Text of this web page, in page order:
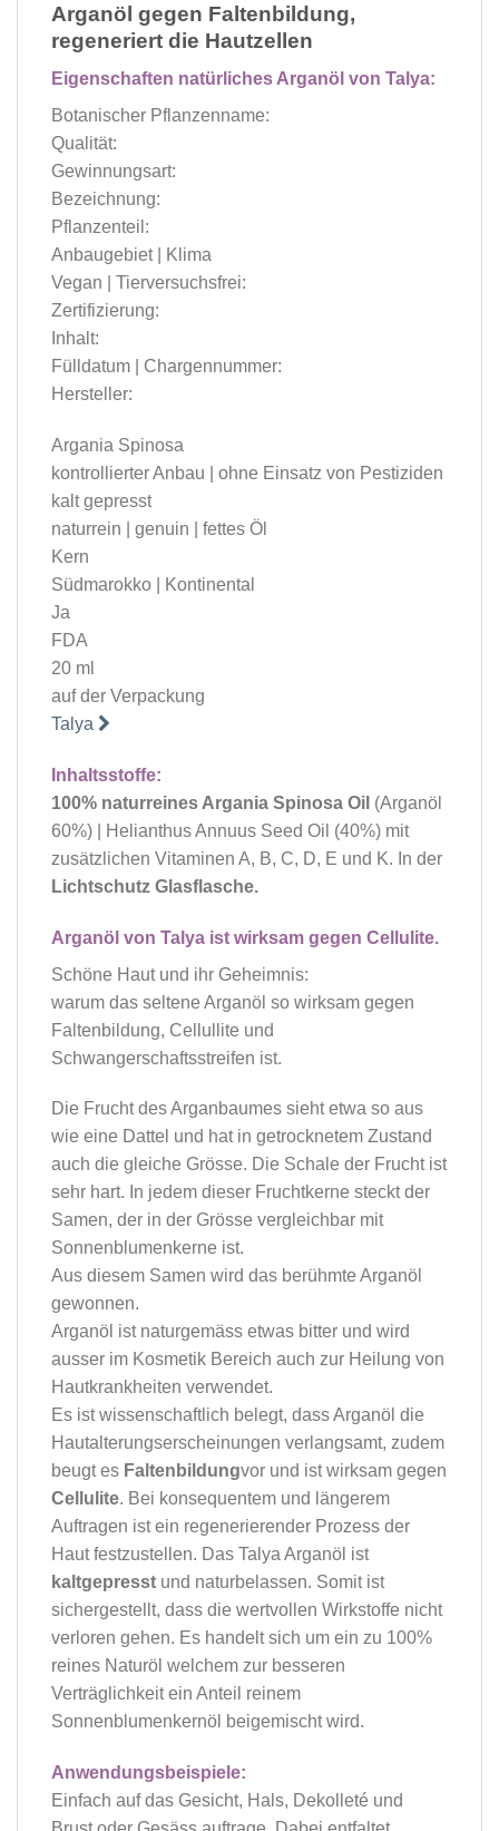
Arganöl gegen Faltenbildung,
regeneriert die Hautzellen
Eigenschaften natürliches Arganöl von Talya:
Botanischer Pflanzenname:
Qualität:
Gewinnungsart:
Bezeichnung:
Pflanzenteil:
Anbaugebiet | Klima
Vegan | Tierversuchsfrei:
Zertifizierung:
Inhalt:
Fülldatum | Chargennummer:
Hersteller:
Argania Spinosa
kontrollierter Anbau | ohne Einsatz von Pestiziden
kalt gepresst
naturrein | genuin | fettes Öl
Kern
Südmarokko | Kontinental
Ja
FDA
20 ml
auf der Verpackung
Talya
Inhaltsstoffe:
100% naturreines Argania Spinosa Oil (Arganöl
60%) | Helianthus Annuus Seed Oil (40%) mit
zusätzlichen Vitaminen A, B, C, D, E und K. In der
Lichtschutz Glasflasche.
Arganöl von Talya ist wirksam gegen Cellulite.
Schöne Haut und ihr Geheimnis:
warum das seltene Arganöl so wirksam gegen
Faltenbildung, Cellullite und
Schwangerschaftsstreifen ist.
Die Frucht des Arganbaumes sieht etwa so aus
wie eine Dattel und hat in getrocknetem Zustand
auch die gleiche Grösse. Die Schale der Frucht ist
sehr hart. In jedem dieser Fruchtkerne steckt der
Samen, der in der Grösse vergleichbar mit
Sonnenblumenkerne ist.
Aus diesem Samen wird das berühmte Arganöl
gewonnen.
Arganöl ist naturgemäss etwas bitter und wird
ausser im Kosmetik Bereich auch zur Heilung von
Hautkrankheiten verwendet.
Es ist wissenschaftlich belegt, dass Arganöl die
Hautalterungserscheinungen verlangsamt, zudem
beugt es Faltenbildungvor und ist wirksam gegen
Cellulite. Bei konsequentem und längerem
Auftragen ist ein regenerierender Prozess der
Haut festzustellen. Das Talya Arganöl ist
kaltgepresst und naturbelassen. Somit ist
sichergestellt, dass die wertvollen Wirkstoffe nicht
verloren gehen. Es handelt sich um ein zu 100%
reines Naturöl welchem zur besseren
Verträglichkeit ein Anteil reinem
Sonnenblumenkernöl beigemischt wird.
Anwendungsbeispiele:
Einfach auf das Gesicht, Hals, Dekolleté und